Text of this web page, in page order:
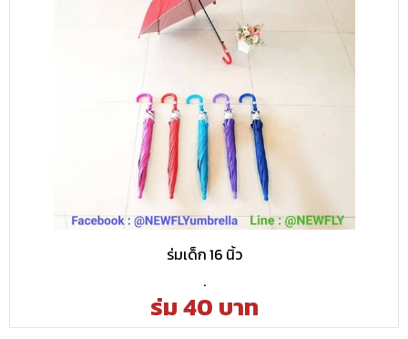
ร่มเด็ก 16 นิ้ว
.
ร่ม 40 บาท